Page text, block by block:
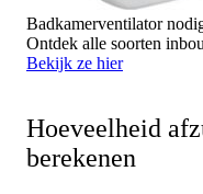
Badkamerventilator
Ontdek alle soorten
Bekijk ze hier
Hoeveelheid
berekenen